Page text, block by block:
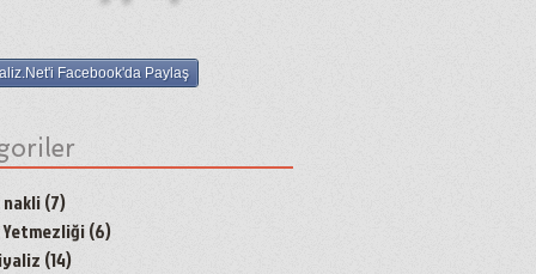
Facebook'da Paylaş
(7)
(6)
(14)